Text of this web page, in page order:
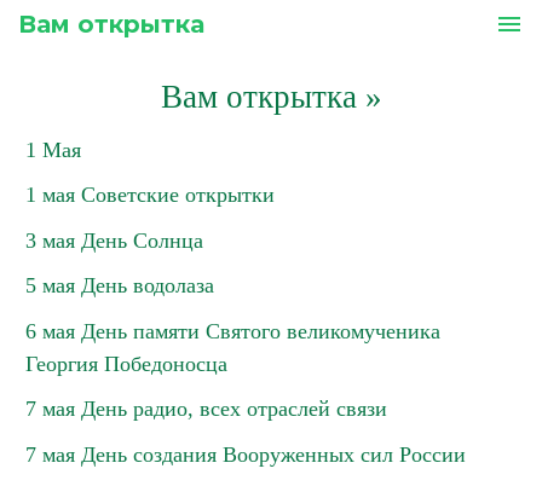
Вам открытка menu
Вам открытка»
1 Мая
1 мая Советские открытки
3 мая День Солнца
5 мая День водолаза
6 мая День памяти Святого великомученика
Георгия Победоносца
7 мая День радио, всех отраслей связи
7 мая День создания Вооруженных сил России